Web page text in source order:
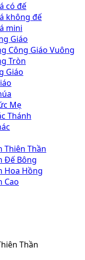
có đế
không đế
mini
Giáo
Công Giáo Vuông
Tròn
Giáo
Mẹ
Thánh
Thiên Thần
Đế Bông
Hoa Hồng
Cao
Thần